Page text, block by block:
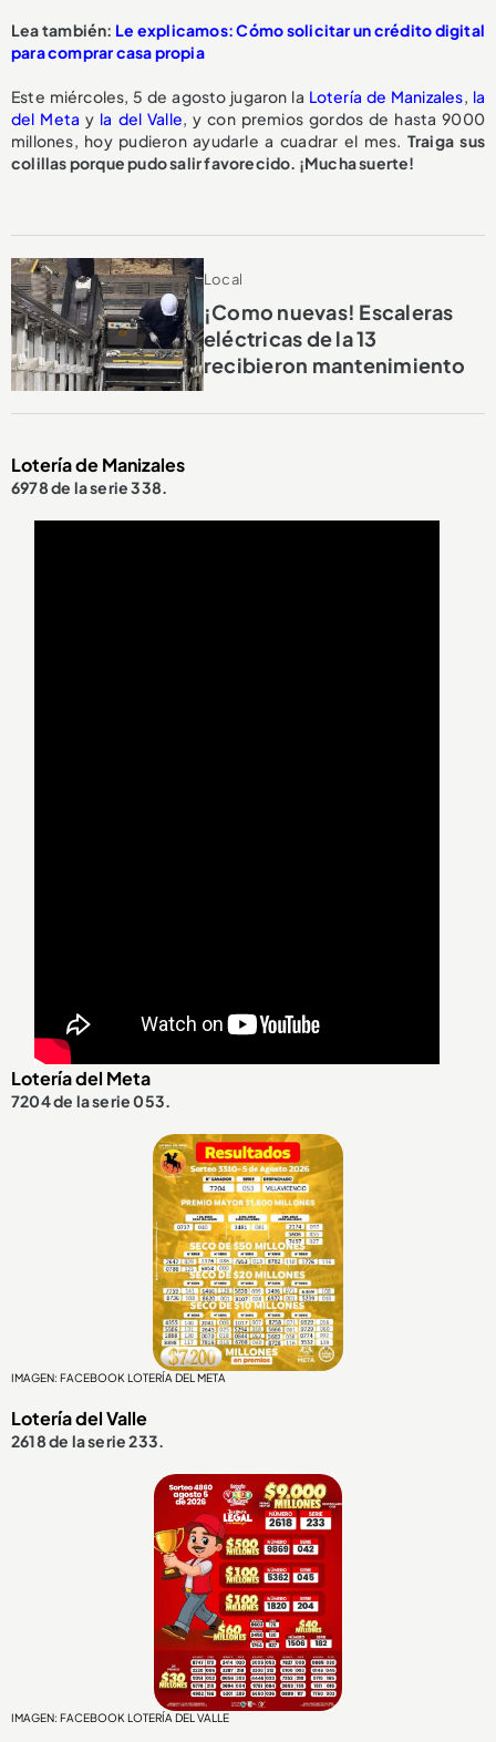
Lea también: Le explicamos: Cómo solicitar un crédito digital
para comprar casa propia
Este miércoles, 5 de agosto jugaron la Lotería de Manizales, la
del Meta y la del Valle, y con premios gordos de hasta 9000
millones, hoy pudieron ayudarle a cuadrar el mes. Traiga sus
colillas porque pudo salir favorecido. ¡Mucha suerte!
Local
¡Como nuevas! Escaleras
eléctricas de la 13
recibieron mantenimiento
Lotería de Manizales
6978 de la serie 338.
Lotería del Meta
7204 de la serie 053.
IMAGEN: FACEBOOK LOTERÍA DEL META
Lotería del Valle
2618 de la serie 233.
IMAGEN: FACEBOOK LOTERÍA DEL VALLE